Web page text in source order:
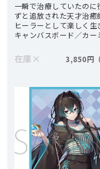
一瞬で治療していたのに
ずと追放された天才治癒
ヒーラーとして楽しく
キャンバスボード／カー
在庫 × 3,850円